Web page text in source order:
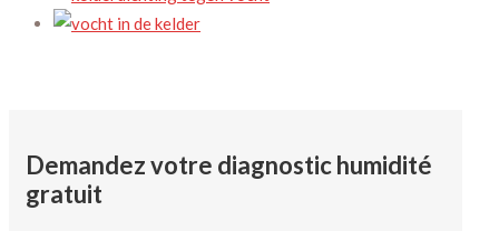
Demandez votre diagnostic humidité
gratuit